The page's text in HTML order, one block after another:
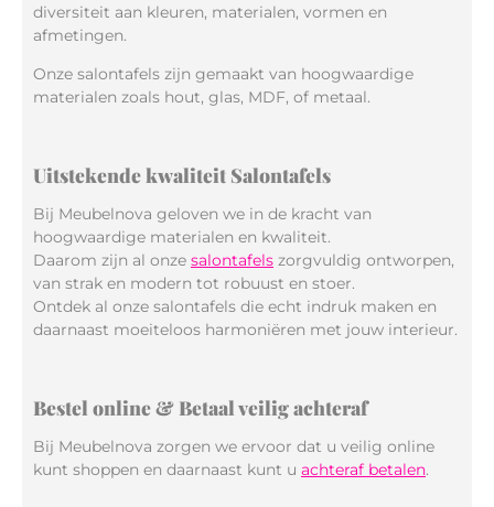
diversiteit aan kleuren, materialen, vormen en
afmetingen.
Onze salontafels zijn gemaakt van hoogwaardige
materialen zoals hout, glas, MDF, of metaal.
Uitstekende kwaliteit Salontafels
Bij Meubelnova geloven we in de kracht van
hoogwaardige materialen en kwaliteit.
Daarom zijn al onze salontafels zorgvuldig ontworpen,
van strak en modern tot robuust en stoer.
Ontdek al onze salontafels die echt indruk maken en
daarnaast moeiteloos harmoniëren met jouw interieur.
Bestel online & Betaal veilig achteraf
Bij Meubelnova zorgen we ervoor dat u veilig online
kunt shoppen en daarnaast kunt u achteraf betalen.